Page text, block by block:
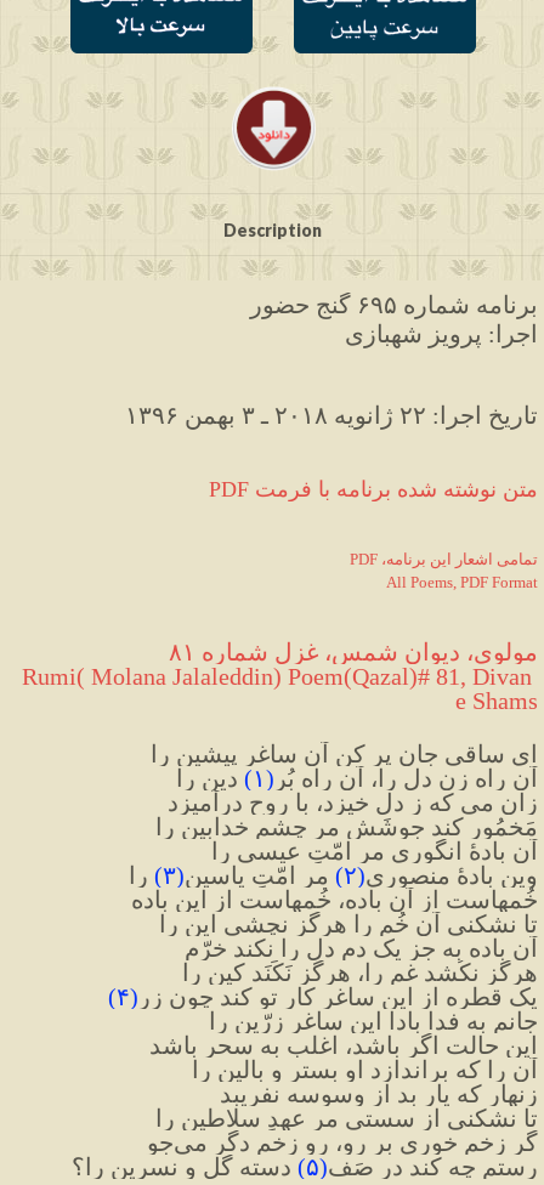
Description
برنامه شماره ۶۹۵ گنج حضور
اجرا: پرویز شهبازی
۱۳۹۶ تاریخ اجرا: ۲۲ ژانویه ۲۰۱۸ ـ ۳ بهمن
PDF متن نوشته شده برنامه با فرمت
PDF ،تمامی اشعار این برنامه
All Poems, PDF Format
مولوی، دیوان شمس، غزل شماره ۸۱
Rumi( Molana Jalaleddin) Poem(Qazal)# 81, Divan
e Shams
ای ساقی جان پر کن آن ساغرِ پیشین را
آن راه زنِ دل را، آن راه بُرِ (۱) دین را
زان می که ز دل خیزد، با روح درآمیزد
مَخمُور کند جوشَش مر چشمِ خدابین را
آن بادهٔ انگوری مر امّتِ عیسی را
وین بادهٔ منصوری(۲) مر امّتِ یاسین(۳) را
خُمهاست از آن باده، خُمهاست از این باده
تا نشکنی آن خُم را هرگز نچشی این را
آن باده به جز یک دم دل را نکند خرّم
هرگز نکُشد غم را، هرگز نَکَنَد کین را
یک قطره از این ساغر کارِ تو کند چون زر (۴)
جانم به فدا بادا این ساغرِ زرّین را
این حالت اگر باشد، اغلب به سحر باشد
آن را که براندازد او بستر و بالین را
زنهار که یارِ بد از وسوسه نفریبد
تا نشکنی از سستی مر عهدِ سلاطین را
گر زخم خوری بر رو، رو زخمِ دگر می‌جو
رستم چه کند در صَف(۵) دسته گل و نسرین را؟